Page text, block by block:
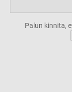
Palun kinnita,